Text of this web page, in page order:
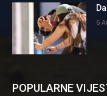
6
POPULARNE